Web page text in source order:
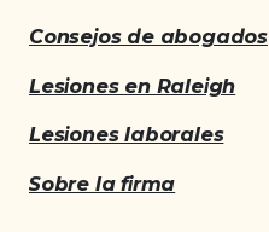
Consejos de abogados
Lesiones en Raleigh
Lesiones laborales
Sobre la firma